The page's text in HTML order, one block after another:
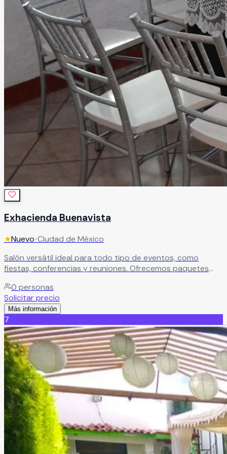
Exhacienda Buenavista
★Nuevo•Ciudad de México
Salón versátil ideal para todo tipo de eventos, como
fiestas, conferencias y reuniones. Ofrecemos paquetes
Cuenta con decoración permanente, opciones de
decoración temática, salón cerrado y techado, además de
estacionamiento para mayor comodidad.
0 personas
Solicitar precio
Más información
7